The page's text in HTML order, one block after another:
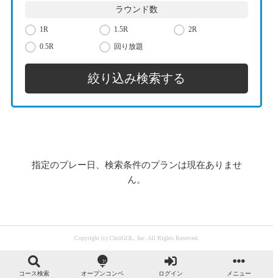
ラウンド数
1R 1.5R
2R
0.5R
回り放題
指定のプレー日、検索条件のプランは現在ありませ
ん。
Copyright (c) ChoiGOL, Inc. All Rights Reserved.
コース検索 オープンコンペ ログイン メニュー